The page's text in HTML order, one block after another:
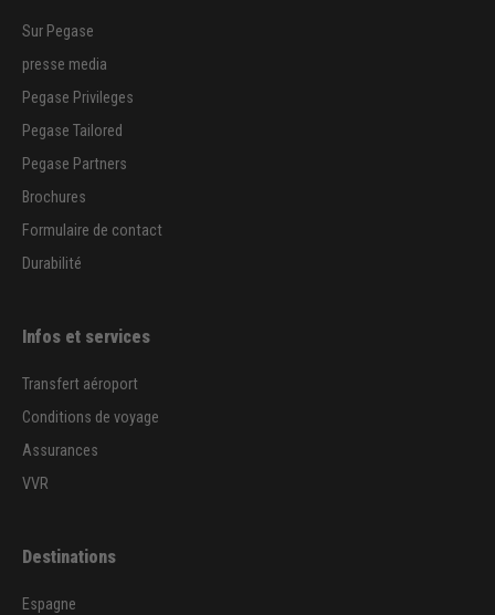
Sur Pegase
presse media
Pegase Privileges
Pegase Tailored
Pegase Partners
Brochures
Formulaire de contact
Durabilité
Infos et services
Transfert aéroport
Conditions de voyage
Assurances
VVR
Destinations
Espagne